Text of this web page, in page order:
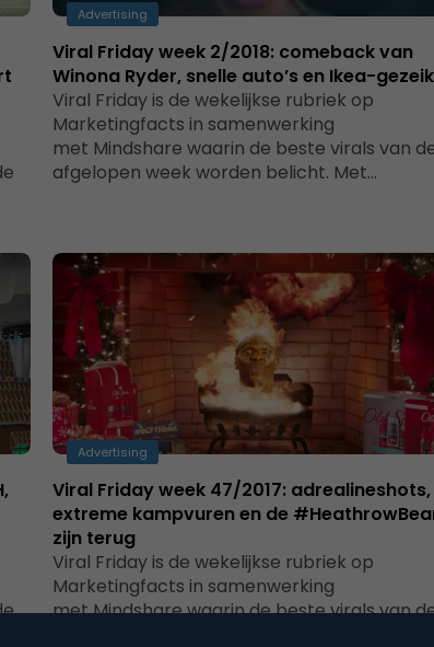
Advertising
Viral Friday week 2/2018: comeback van
Winona Ryder, snelle auto’s en Ikea-gezeik
Viral Friday is de wekelijkse rubriek op
Marketingfacts in samenwerking
met Mindshare waarin de beste virals van
afgelopen week worden belicht. Met…
Advertising
Viral Friday week 47/2017: adrealineshots,
extreme kampvuren en de
zijn terug
Viral Friday is de wekelijkse rubriek op
Marketingfacts in samenwerking
met Mindshare waarin de beste virals van